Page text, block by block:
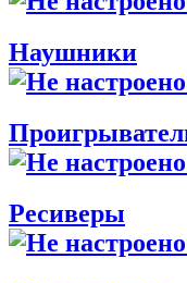
Наушники
Ресиверы